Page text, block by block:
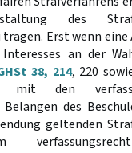
des
tragen. Erst wenn eine
an der
38, 214, 220
den
des
geltenden